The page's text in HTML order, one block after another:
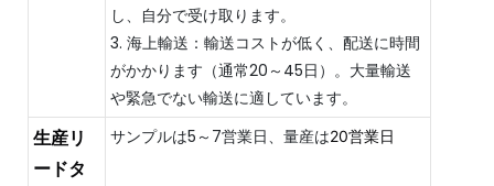
し、自分で受け取ります。
3. 海上輸送：輸送コストが低く、配送に時間
がかかります（通常20～45日）。大量輸送
や緊急でない輸送に適しています。
生産リ
ードタ
サンプルは5～7営業日、量産は20営業日